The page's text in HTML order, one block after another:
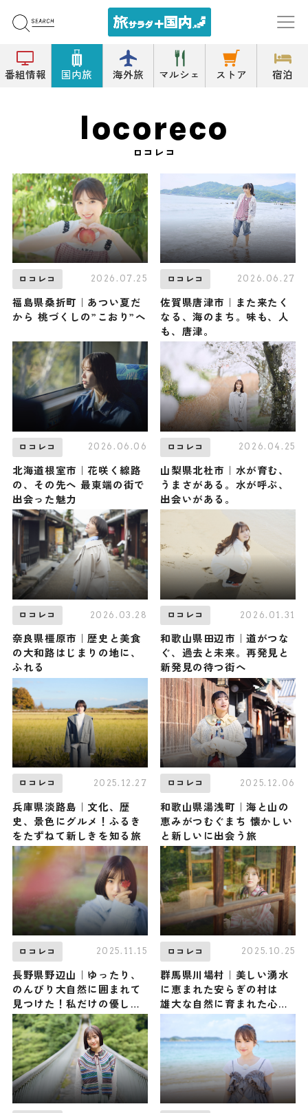
番組情報 国内旅 海外旅 マルシェ ストア 宿泊
locoreco
ロコレコ
ロコレコ 2026.07.25
福島県桑折町｜あつい夏だ
から 桃づくしの”こおり”へ
ロコレコ 2026.06.27
佐賀県唐津市｜また来たく
なる、海のまち。味も、人
も、唐津。
ロコレコ 2026.06.06
北海道根室市｜花咲く線路
の、その先へ 最東端の街で
出会った魅力
ロコレコ 2026.04.25
山梨県北杜市｜水が育む、
うまさがある。水が呼ぶ、
出会いがある。
ロコレコ 2026.03.28
奈良県橿原市｜歴史と美食
の大和路はじまりの地に、
ふれる
ロコレコ 2026.01.31
和歌山県田辺市｜道がつな
ぐ、過去と未来。再発見と
新発見の待つ街へ
ロコレコ 2025.12.27
兵庫県淡路島｜文化、歴
史、景色にグルメ！ふるき
をたずねて新しきを知る旅
ロコレコ 2025.12.06
和歌山県湯浅町｜海と山の
恵みがつむぐまち 懐かしい
と新しいに出会う旅
ロコレコ 2025.11.15
長野県野辺山｜ゆったり、
のんびり大自然に囲まれて
見つけた！私だけの優しい
自分時間
ロコレコ 2025.10.25
群馬県川場村｜美しい湧水
に恵まれた安らぎの村は
雄大な自然に育まれた心の
ふるさと